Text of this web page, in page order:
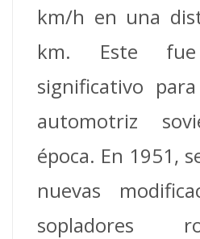
km/h en una
km.
Este
significativo
automotriz
época. En 1951,
nuevas
sopladores